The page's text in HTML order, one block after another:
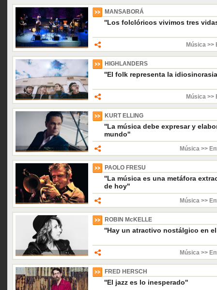
MANSABORÁ
''Los folclóricos vivimos tres
Música >>
HIGHLANDERS
''El folk representa la
Música >>
KURT ELLING
''La música debe expresar y
mundo''
Música >>
PAOLO FRESU
''La música es una metáfora
de hoy''
Música >>
ROBIN McKELLE
''Hay un atractivo nostálgico en
Música >>
FRED HERSCH
''El jazz es lo inesperado''